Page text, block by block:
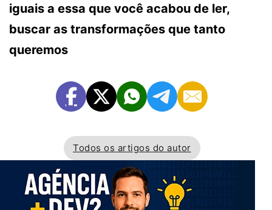
iguais a essa que você acabou de ler,
buscar as transformações que tanto
queremos
Todos os artigos do autor